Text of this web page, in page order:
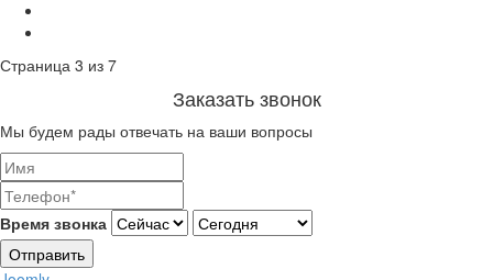
Страница 3 из 7
Заказать звонок
Мы будем рады отвечать на ваши вопросы
Время звонка
Отправить